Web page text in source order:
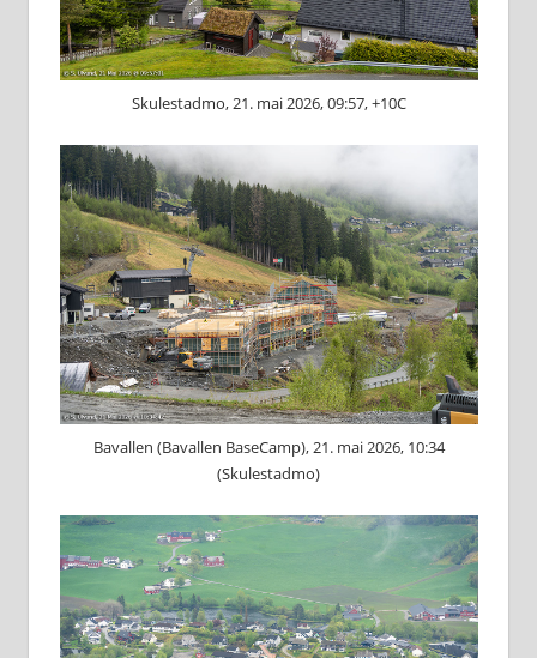
Skulestadmo, 21. mai 2026, 09:57, +10C
Bavallen (Bavallen BaseCamp), 21. mai 2026, 10:34
(Skulestadmo)